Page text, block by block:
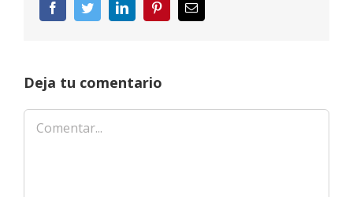
FacebookTwitterLinkedInPinterestCorreo
electrónico
Deja tu comentario
Comentar